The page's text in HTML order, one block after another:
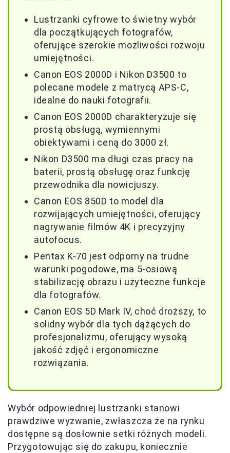
Lustrzanki cyfrowe to świetny wybór
dla początkujących fotografów,
oferujące szerokie możliwości rozwoju
umiejętności.
Canon EOS 2000D i Nikon D3500 to
polecane modele z matrycą APS-C,
idealne do nauki fotografii.
Canon EOS 2000D charakteryzuje się
prostą obsługą, wymiennymi
obiektywami i ceną do 3000 zł.
Nikon D3500 ma długi czas pracy na
baterii, prostą obsługę oraz funkcję
przewodnika dla nowicjuszy.
Canon EOS 850D to model dla
rozwijających umiejętności, oferujący
nagrywanie filmów 4K i precyzyjny
autofocus.
Pentax K-70 jest odporny na trudne
warunki pogodowe, ma 5-osiową
stabilizację obrazu i użyteczne funkcje
dla fotografów.
Canon EOS 5D Mark IV, choć droższy, to
solidny wybór dla tych dążących do
profesjonalizmu, oferujący wysoką
jakość zdjęć i ergonomiczne
rozwiązania.
Wybór odpowiedniej lustrzanki stanowi
prawdziwe wyzwanie, zwłaszcza że na rynku
dostępne są dosłownie setki różnych modeli.
Przygotowując się do zakupu, koniecznie